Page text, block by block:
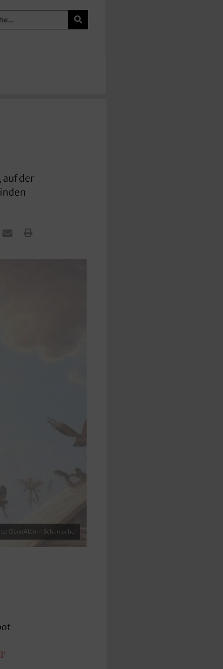
auf der
OpenAI/Jörn Schumacher